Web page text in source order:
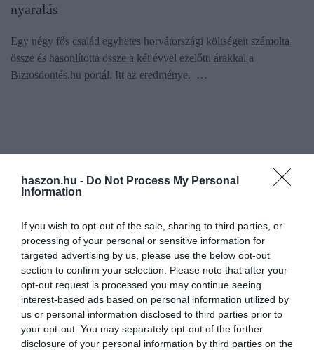
haszon.hu - Do Not Process My Personal
Information
If you wish to opt-out of the sale, sharing to third parties, or
processing of your personal or sensitive information for
targeted advertising by us, please use the below opt-out
section to confirm your selection. Please note that after your
opt-out request is processed you may continue seeing
interest-based ads based on personal information utilized by
us or personal information disclosed to third parties prior to
your opt-out. You may separately opt-out of the further
disclosure of your personal information by third parties on the
nyaralás
Egy négy fős család egyhetes horvátországi költségeit számolta
össze és hasonlította össze a két évvel ezelőtti árakkal a
Biztosdöntés.hu portál. Itt az eredménye. …